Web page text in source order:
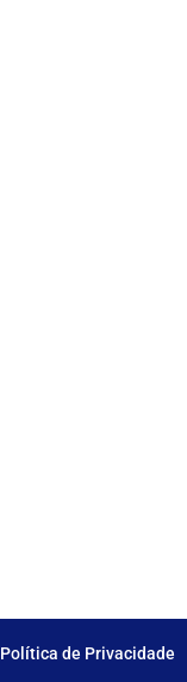
Política de Privacidade